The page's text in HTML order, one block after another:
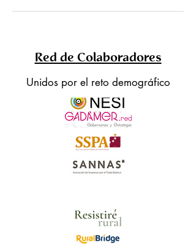
Red de Colaboradores
Unidos por el reto demográfico